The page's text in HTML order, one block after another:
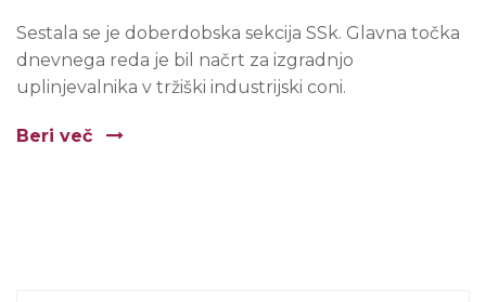
Sestala se je doberdobska sekcija SSk. Glavna točka
dnevnega reda je bil načrt za izgradnjo
uplinjevalnika v tržiški industrijski coni.
Beri več